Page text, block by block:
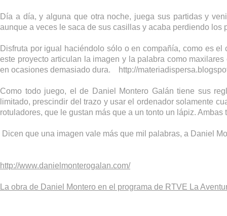
Día a día, y alguna que otra noche, juega sus partidas y
aunque a veces le saca de sus casillas y acaba perdiendo los
Disfruta por igual haciéndolo sólo o en compañía, como es
este proyecto articulan la imagen y la palabra como
en ocasiones demasiado dura.
http://
Como todo juego, el de Daniel Montero Galán tiene sus
limitado, prescindir del trazo y usar el ordenador solamente
rotuladores, que le gustan más que a un tonto un lápiz.
Dicen que una imagen vale más que mil palabras, a Daniel
http://www.danielmonterogalan.com/
La obra de Daniel Montero en el programa de RTVE La